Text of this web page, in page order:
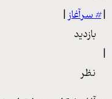
|
#سرآغاز|
بازدید
|
نظر